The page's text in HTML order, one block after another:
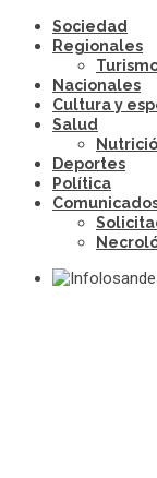
Sociedad
Regionales
Nacionales
Cultura y
Salud
Deportes
Política